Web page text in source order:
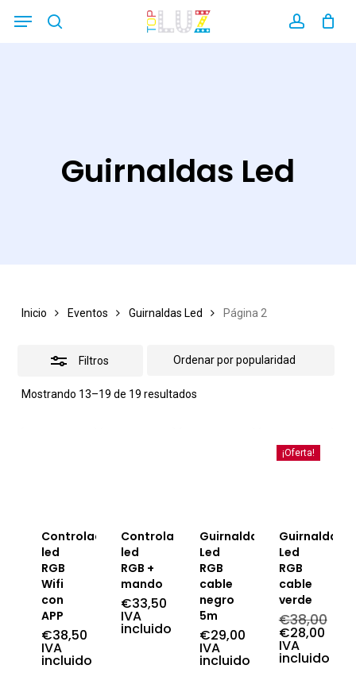
Menu
Guirnaldas Led
Inicio Eventos Guirnaldas Led Página 2
Filtros
Mostrando 13–19 de 19 resultadosOrdenado
Controlador
led
RGB
Wifi
con
APP
€38,50
IVA
incluido
Controlador
led
RGB +
mando
€33,50
IVA
incluido
Guirnalda
Led
RGB
cable
negro
5m
€29,00
IVA
incluido
¡Oferta!
Guirnalda
Led
RGB
cable
verde
€38,00
El
precio
original
€28,00
El
precio
IVA
incluido